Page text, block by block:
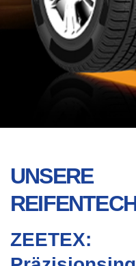
UNSERE
ZEETEX: